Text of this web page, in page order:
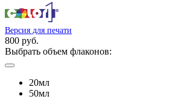
Версия для печати
800 руб.
Выбрать объем флаконов:
20мл
50мл